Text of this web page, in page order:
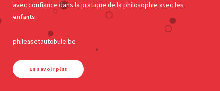
avec confiance dans la pratique de la philosophie avec les
enfants.
phileasetautobule.be
En savoir plus